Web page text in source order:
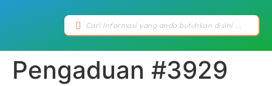
Pengaduan #3929